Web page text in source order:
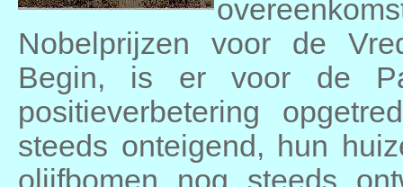
Nobelprijzen voor de
Begin, is er voor de
positieverbetering
steeds onteigend, hun
olijfbomen nog steeds